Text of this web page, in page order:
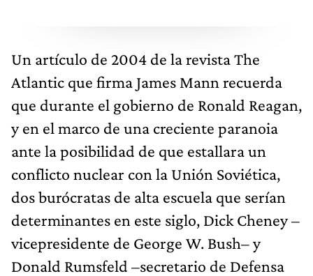
Un artículo de 2004 de la revista The
Atlantic que firma James Mann recuerda
que durante el gobierno de Ronald Reagan,
y en el marco de una creciente paranoia
ante la posibilidad de que estallara un
conflicto nuclear con la Unión Soviética,
dos burócratas de alta escuela que serían
determinantes en este siglo, Dick Cheney –
vicepresidente de George W. Bush– y
Donald Rumsfeld –secretario de Defensa